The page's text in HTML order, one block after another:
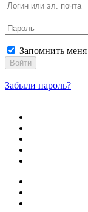
Запомнить меня
Войти
Забыли пароль?